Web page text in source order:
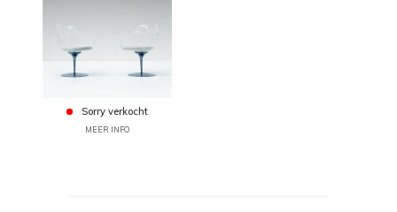
Sorry verkocht
MEER INFO